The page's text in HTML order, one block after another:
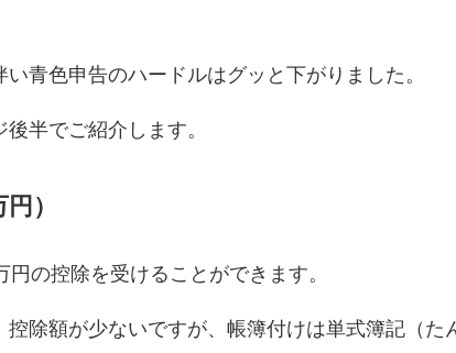
青色申告のハードルはグッと下がりました。
半でご紹介します。
）
の控除を受けることができます。
除額が少ないですが、帳簿付けは単式簿記（た